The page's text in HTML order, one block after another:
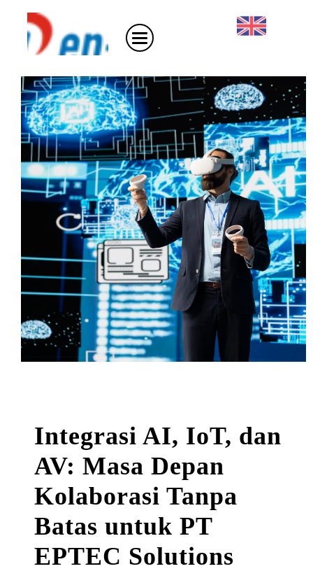
Integrasi AI, IoT, dan
AV: Masa Depan
Kolaborasi Tanpa
Batas untuk PT
EPTEC Solutions